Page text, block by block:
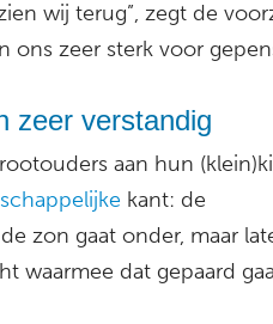
wij terug”, zegt de
ons zeer sterk voor
zeer verstandig
aan hun
kant: de
zon gaat onder, maar
waarmee dat gepaard